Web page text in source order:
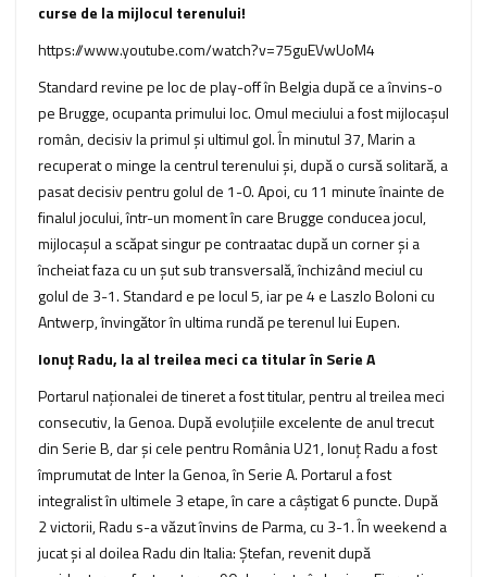
curse de la mijlocul terenului!
https://www.youtube.com/watch?v=75guEVwUoM4
Standard revine pe loc de play-off în Belgia după ce a învins-o
pe Brugge, ocupanta primului loc. Omul meciului a fost mijlocașul
român, decisiv la primul și ultimul gol. În minutul 37, Marin a
recuperat o minge la centrul terenului și, după o cursă solitară, a
pasat decisiv pentru golul de 1-0. Apoi, cu 11 minute înainte de
finalul jocului, într-un moment în care Brugge conducea jocul,
mijlocașul a scăpat singur pe contraatac după un corner și a
încheiat faza cu un șut sub transversală, închizând meciul cu
golul de 3-1. Standard e pe locul 5, iar pe 4 e Laszlo Boloni cu
Antwerp, învingător în ultima rundă pe terenul lui Eupen.
Ionuț Radu, la al treilea meci ca titular în Serie A
Portarul naționalei de tineret a fost titular, pentru al treilea meci
consecutiv, la Genoa. După evoluțiile excelente de anul trecut
din Serie B, dar și cele pentru România U21, Ionuț Radu a fost
împrumutat de Inter la Genoa, în Serie A. Portarul a fost
integralist în ultimele 3 etape, în care a câștigat 6 puncte. După
2 victorii, Radu s-a văzut învins de Parma, cu 3-1. În weekend a
jucat și al doilea Radu din Italia: Ștefan, revenit după